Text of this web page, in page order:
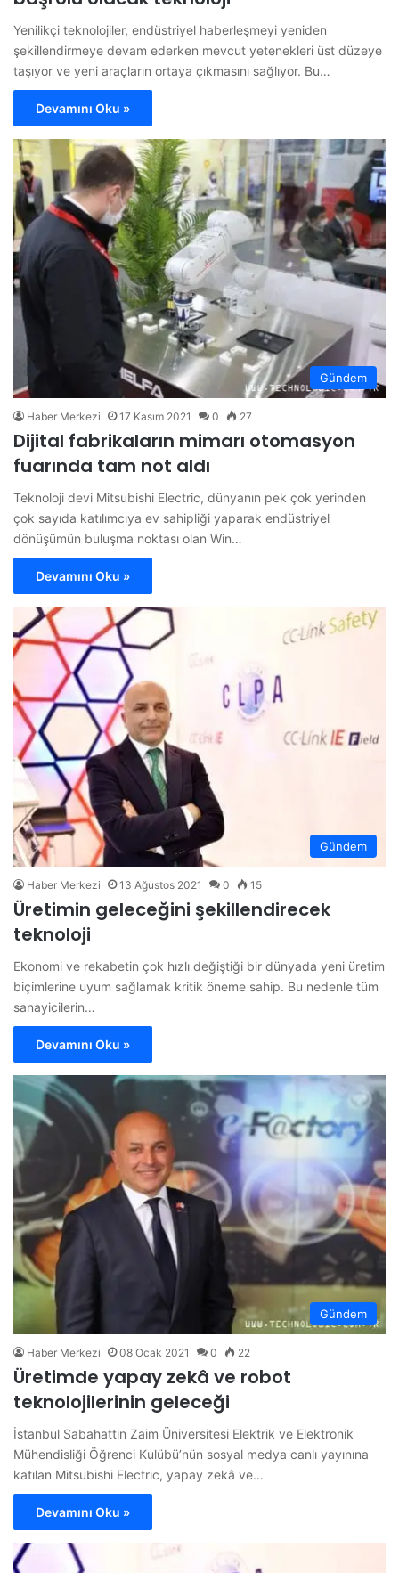
Yenilikçi teknolojiler, endüstriyel haberleşmeyi yeniden
şekillendirmeye devam ederken mevcut yetenekleri üst düzeye
taşıyor ve yeni araçların ortaya çıkmasını sağlıyor. Bu…
Devamını Oku »
Gündem
Haber Merkezi 17 Kasım 2021 0 27
Dijital fabrikaların mimarı otomasyon
fuarında tam not aldı
Teknoloji devi Mitsubishi Electric, dünyanın pek çok yerinden
çok sayıda katılımcıya ev sahipliği yaparak endüstriyel
dönüşümün buluşma noktası olan Win…
Devamını Oku »
Gündem
Haber Merkezi 13 Ağustos 2021 0 15
Üretimin geleceğini şekillendirecek
teknoloji
Ekonomi ve rekabetin çok hızlı değiştiği bir dünyada yeni üretim
biçimlerine uyum sağlamak kritik öneme sahip. Bu nedenle tüm
sanayicilerin…
Devamını Oku »
Gündem
Haber Merkezi 08 Ocak 2021 0 22
Üretimde yapay zekâ ve robot
teknolojilerinin geleceği
İstanbul Sabahattin Zaim Üniversitesi Elektrik ve Elektronik
Mühendisliği Öğrenci Kulübü’nün sosyal medya canlı yayınına
katılan Mitsubishi Electric, yapay zekâ ve…
Devamını Oku »